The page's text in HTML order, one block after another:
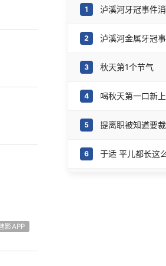
影APP
1
2
3 秋天第1个节气
4
5
6